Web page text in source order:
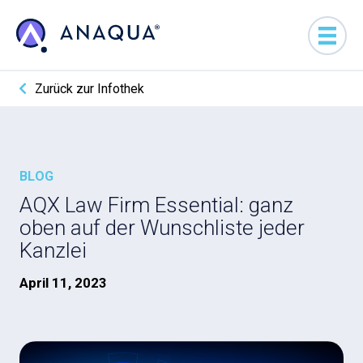
Zurück zur Infothek
BLOG
AQX Law Firm Essential: ganz
oben auf der Wunschliste jeder
Kanzlei
April 11, 2023